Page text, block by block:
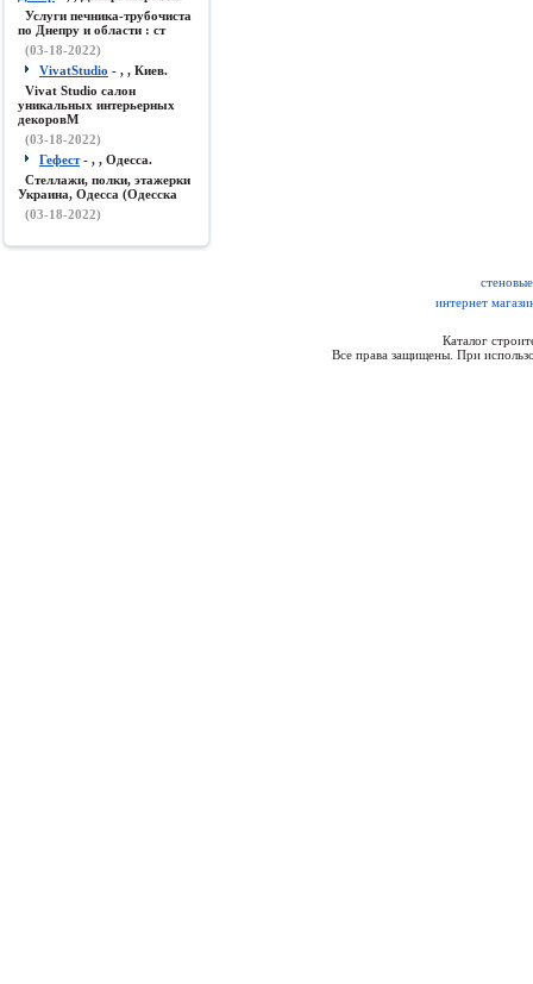
Услуги печника-трубочиста
по Днепру и области : ст
(03-18-2022)
VivatStudio - , , Киев.
Vivat Studio салон
уникальных интерьерных
декоровМ
(03-18-2022)
Гефест- , , Одесса.
Стеллажи, полки, этажерки
Украина, Одесса (Одесска
(03-18-2022)
интернет
Каталог
Все права защищены. При